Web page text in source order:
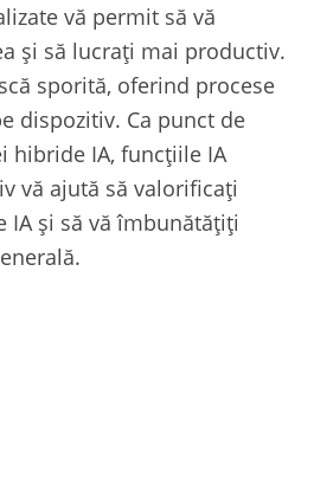
vă permit să vă
și să lucrați mai productiv.
sporită, oferind procese
dispozitiv. Ca punct de
hibride IA, funcțiile IA
vă ajută să valorificați
IA și să vă îmbunătățiți